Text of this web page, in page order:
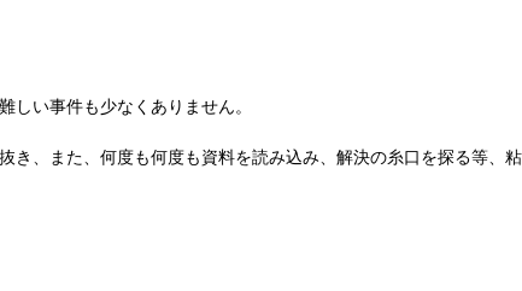
しい事件も少なくありません。
き、また、何度も何度も資料を読み込み、解決の糸口を探る等、粘